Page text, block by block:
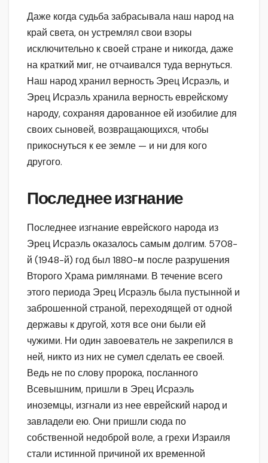
Даже когда судьба забрасывала наш народ на
край света, он устремлял свои взоры
исключительно к своей стране и никогда, даже
на краткий миг, не отчаивался туда вернуться.
Наш народ хранил верность Эрец Исраэль, и
Эрец Исраэль хранила верность еврейскому
народу, сохраняя дарованное ей изобилие для
своих сыновей, возвращающихся, чтобы
прикоснуться к ее земле — и ни для кого
другого.
Последнее изгнание
Последнее изгнание еврейского народа из
Эрец Исраэль оказалось самым долгим. 5708-
й (1948-й) год был 1880-м после разрушения
Второго Храма римлянами. В течение всего
этого периода Эрец Исраэль была пустынной и
заброшенной страной, переходящей от одной
державы к другой, хотя все они были ей
чужими. Ни один завоеватель не закрепился в
ней, никто из них не сумел сделать ее своей.
Ведь не по слову пророка, посланного
Всевышним, пришли в Эрец Исраэль
иноземцы, изгнали из нее еврейский народ и
завладели ею. Они пришли сюда по
собственной недоброй воле, а грехи Израиля
стали истинной причиной их временной